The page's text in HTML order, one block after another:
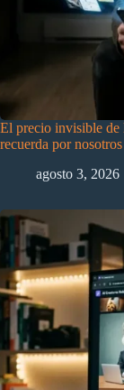
El precio invisible de
recuerda por nosotros
agosto 3, 2026